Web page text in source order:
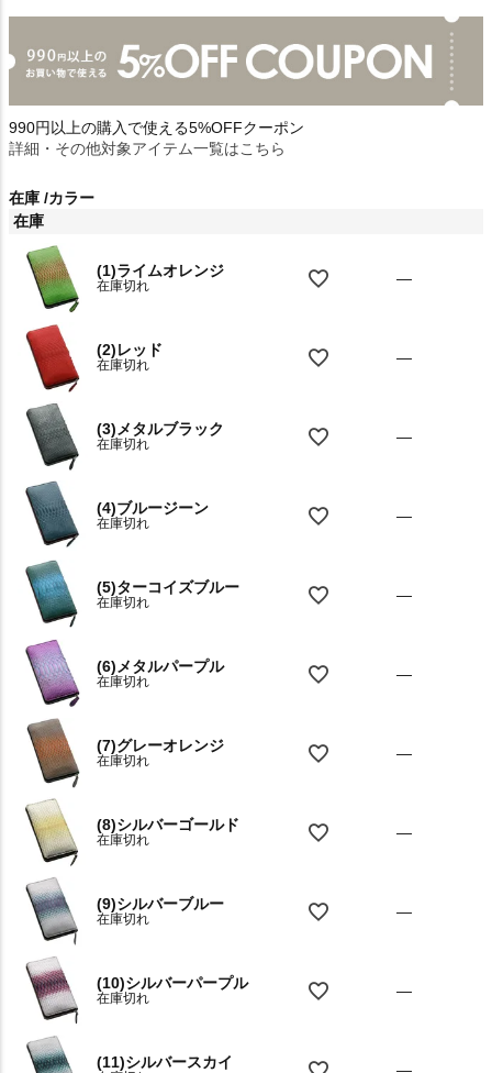
990円以上の購入で使える5%OFFクーポン
詳細・その他対象アイテム一覧はこちら
在庫 カラー
在庫
(1)ライムオレンジ
在庫切れ —
(2)レッド
在庫切れ —
(3)メタルブラック
在庫切れ —
(4)ブルージーン
在庫切れ —
(5)ターコイズブルー
在庫切れ —
(6)メタルパープル
在庫切れ —
(7)グレーオレンジ
在庫切れ —
(8)シルバーゴールド
在庫切れ —
(9)シルバーブルー
在庫切れ —
(10)シルバーパープル
在庫切れ —
(11)シルバースカイ —